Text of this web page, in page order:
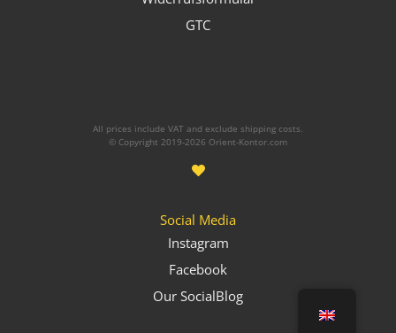
GTC
All prices include VAT and exclude shipping costs.
© Copyright 2019-2026 Orient-Kontor.com
Social Media
Instagram
Facebook
Our SocialBlog